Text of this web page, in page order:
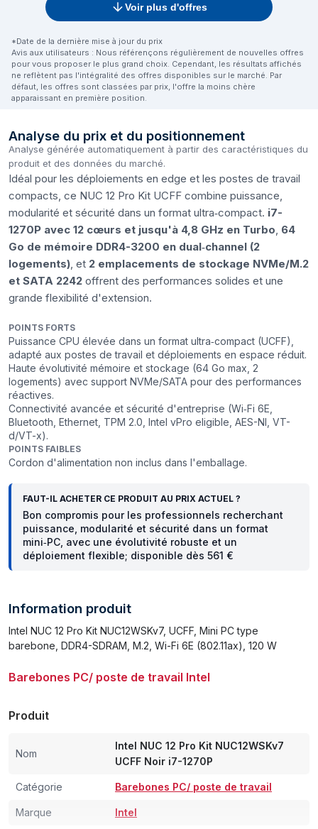
Voir plus d'offres
*Date de la dernière mise à jour du prix
Avis aux utilisateurs : Nous référençons régulièrement de nouvelles offres
pour vous proposer le plus grand choix. Cependant, les résultats affichés
ne reflètent pas l'intégralité des offres disponibles sur le marché. Par
défaut, les offres sont classées par prix, l'offre la moins chère
apparaissant en première position.
Analyse du prix et du positionnement
Analyse générée automatiquement à partir des caractéristiques du
produit et des données du marché.
Idéal pour les déploiements en edge et les postes de travail
compacts, ce NUC 12 Pro Kit UCFF combine puissance,
modularité et sécurité dans un format ultra‑compact. i7-
1270P avec 12 cœurs et jusqu'à 4,8 GHz en Turbo 64
Go de mémoire DDR4-3200 en dual‑channel (2
logements) , et 2 emplacements de stockage NVMe/M.2
et SATA 2242 offrent des performances solides et une
grande flexibilité d'extension.
POINTS FORTS
Puissance CPU élevée dans un format ultra‑compact (UCFF),
adapté aux postes de travail et déploiements en espace réduit.
Haute évolutivité mémoire et stockage (64 Go max, 2
logements) avec support NVMe/SATA pour des performances
réactives.
Connectivité avancée et sécurité d'entreprise (Wi‑Fi 6E,
Bluetooth, Ethernet, TPM 2.0, Intel vPro eligible, AES-NI, VT-
d/VT-x).
POINTS FAIBLES
Cordon d'alimentation non inclus dans l'emballage.
FAUT-IL ACHETER CE PRODUIT AU PRIX ACTUEL ?
Bon compromis pour les professionnels recherchant
puissance, modularité et sécurité dans un format
mini‑PC, avec une évolutivité robuste et un
déploiement flexible; disponible dès 561 €
Information produit
Intel NUC 12 Pro Kit NUC12WSKv7, UCFF, Mini PC type
barebone, DDR4-SDRAM, M.2, Wi-Fi 6E (802.11ax), 120 W
Barebones PC/ poste de travail Intel
Produit
Nom
Intel NUC 12 Pro Kit NUC12WSKv7
UCFF Noir i7-1270P
Catégorie Barebones PC/ poste de travail
Marque Intel